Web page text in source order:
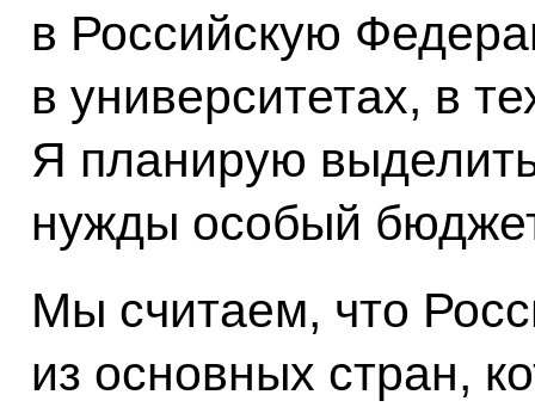
в Российскую
в университетах, в
Я планирую
нужды особый
Мы считаем, что
из основных стран,